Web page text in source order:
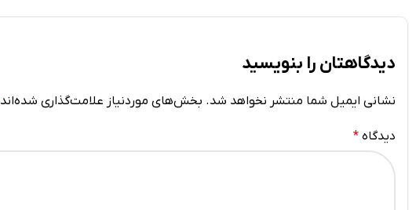
دیدگاهتان را بنویسید
نشانی ایمیل شما منتشر نخواهد شد. بخش‌های موردنیاز علامت‌گذاری شده‌اند
دیدگاه *